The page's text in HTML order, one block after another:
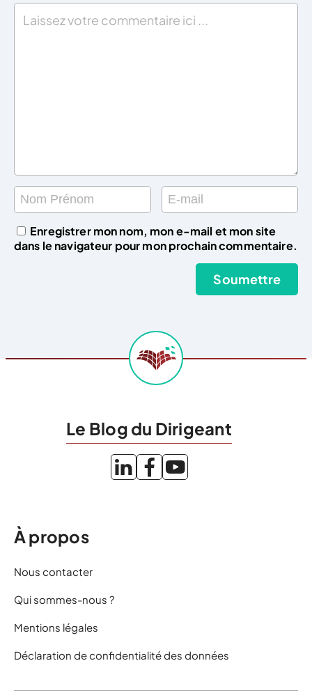
Enregistrer mon nom, mon e-mail et mon site
dans le navigateur pour mon prochain commentaire.
Le Blog du Dirigeant
À propos
Nous contacter
Qui sommes-nous ?
Mentions légales
Déclaration de confidentialité des données